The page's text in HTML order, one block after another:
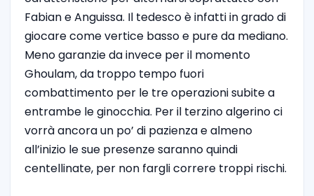
Fabian e Anguissa. Il tedesco è infatti in grado di
giocare come vertice basso e pure da mediano.
Meno garanzie da invece per il momento
Ghoulam, da troppo tempo fuori
combattimento per le tre operazioni subite a
entrambe le ginocchia. Per il terzino algerino ci
vorrà ancora un po’ di pazienza e almeno
all’inizio le sue presenze saranno quindi
centellinate, per non fargli correre troppi rischi.